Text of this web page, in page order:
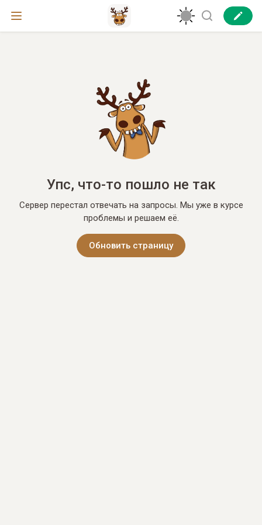
Упс, что-то пошло не так
Сервер перестал отвечать на запросы. Мы уже в курсе
проблемы и решаем её.
Обновить страницу